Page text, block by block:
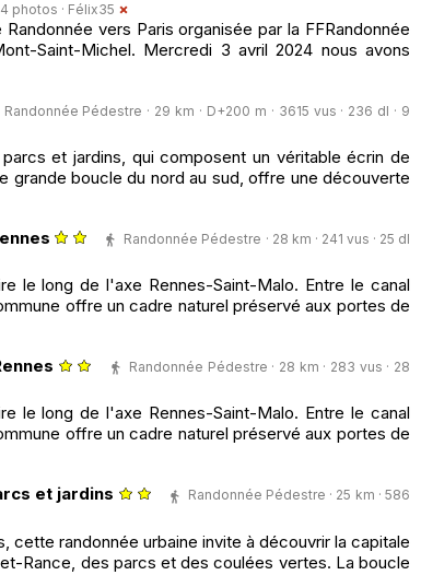
photos · Félix35
vers Paris organisée par la FFRandonnée
Saint-Michel. Mercredi 3 avril 2024 nous avons
Randonnée Pédestre · 29 km · D+200 m · 3615 vus · 236 dl · 9
et jardins, qui composent un véritable écrin de
grande boucle du nord au sud, offre une découverte
Randonnée Pédestre · 28 km · 241 vus · 25 dl
le long de l'axe Rennes-Saint-Malo. Entre le canal
offre un cadre naturel préservé aux portes de
Randonnée Pédestre · 28 km · 283 vus · 28
le long de l'axe Rennes-Saint-Malo. Entre le canal
offre un cadre naturel préservé aux portes de
et jardins
Randonnée Pédestre · 25 km · 586
cette randonnée urbaine invite à découvrir la capitale
Rance, des parcs et des coulées vertes. La boucle